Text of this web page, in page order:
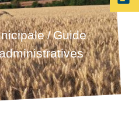
/Guide